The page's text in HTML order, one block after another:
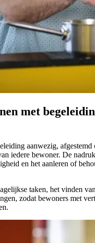
met
aanwezig, afgestemd
iedere bewoner. De
en het aanleren of
taken, het vinden
zodat bewoners met